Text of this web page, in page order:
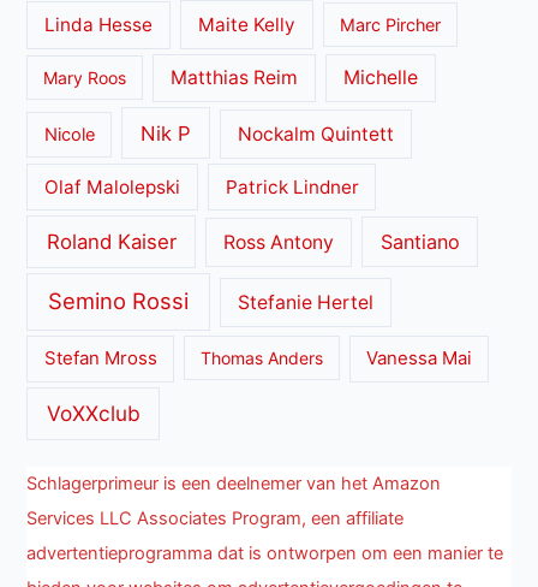
Linda Hesse Maite Kelly Marc Pircher
Mary Roos Matthias Reim Michelle
Nicole Nik P Nockalm Quintett
Olaf Malolepski Patrick Lindner
Roland Kaiser Ross Antony Santiano
Semino Rossi Stefanie Hertel
Stefan Mross Thomas Anders Vanessa Mai
VoXXclub
Schlagerprimeur is een deelnemer van het Amazon
Services LLC Associates Program, een affiliate
advertentieprogramma dat is ontworpen om een manier te